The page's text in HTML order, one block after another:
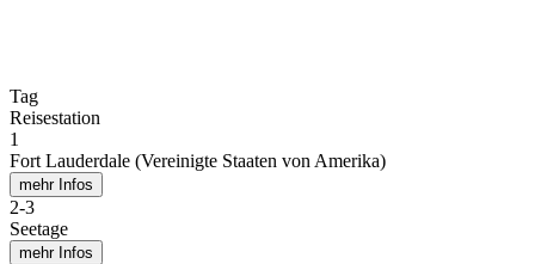
Tag
Reisestation
1
Fort Lauderdale (Vereinigte Staaten von Amerika)
mehr Infos
2-3
Seetage
mehr Infos